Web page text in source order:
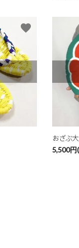
favorite
おざぶ
5,500円